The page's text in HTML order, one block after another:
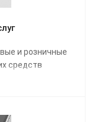
и розничные
средств